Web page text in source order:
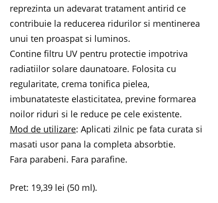
reprezinta un adevarat tratament antirid ce
contribuie la reducerea ridurilor si mentinerea
unui ten proaspat si luminos.
Contine filtru UV pentru protectie impotriva
radiatiilor solare daunatoare. Folosita cu
regularitate, crema tonifica pielea,
imbunatateste elasticitatea, previne formarea
noilor riduri si le reduce pe cele existente.
Mod de utilizare: Aplicati zilnic pe fata curata si
masati usor pana la completa absorbtie.
Fara parabeni. Fara parafine.
Pret: 19,39 lei (50 ml).